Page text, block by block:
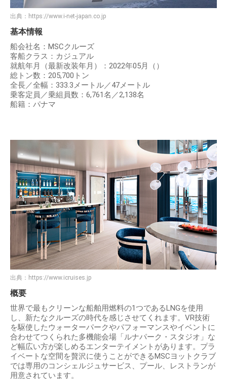
出典： https://www.i-net-japan.co.jp
基本情報
船会社名：MSCクルーズ
客船クラス：カジュアル
就航年月（最新改装年月）：2022年05月（）
総トン数：205,700トン
全長／全幅：333.3メートル／47メートル
乗客定員／乗組員数：6,761名／2,138名
船籍：パナマ
出典： https://www.icruises.jp
概要
世界で最もクリーンな船舶用燃料の1つであるLNGを使用
し、新たなクルーズの時代を感じさせてくれます。VR技術
を駆使したウォーターパークやパフォーマンスやイベントに
合わせてつくられた多機能会場「ルナパーク・スタジオ」な
ど幅広い方が楽しめるエンターテイメントがあります。プラ
イベートな空間を贅沢に使うことができるMSCヨットクラブ
では専用のコンシェルジュサービス、プール、レストランが
用意されています。